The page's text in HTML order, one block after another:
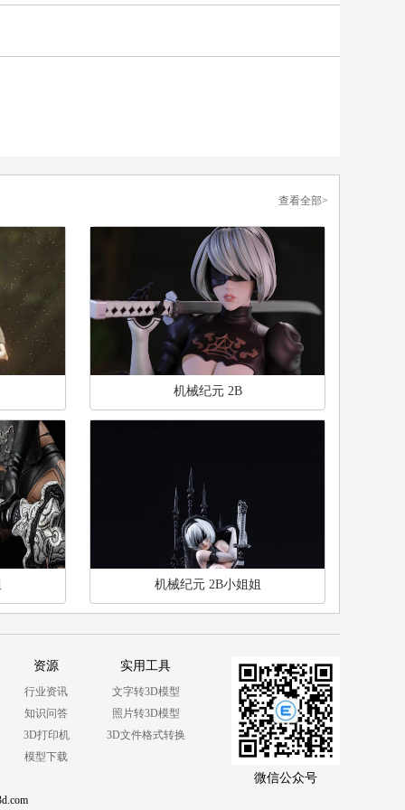
查看全部>
机械纪元 2B
机械纪元 2B小姐姐
微信公众号
资源
行业资讯
知识问答
3D打印机
模型下载
实用工具
文字转3D模型
照片转3D模型
3D文件格式转换